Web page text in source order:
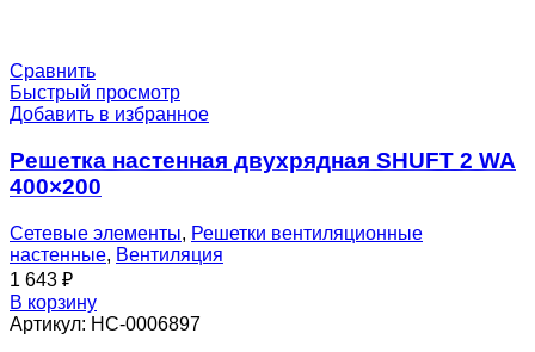
Сравнить
Быстрый просмотр
Добавить в избранное
Решетка настенная двухрядная SHUFT 2 WA
400×200
Сетевые элементы, Решетки вентиляционные
настенные, Вентиляция
1 643 ₽
В корзину
Артикул: НС-0006897